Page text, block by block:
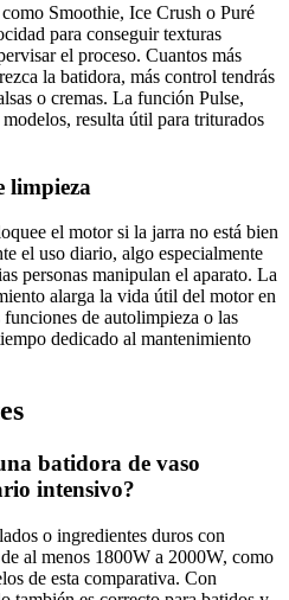
Smoothie, Ice Crush o Puré
para conseguir texturas
el proceso. Cuantos más
la batidora, más control tendrás
o cremas. La función Pulse,
resulta útil para triturados
limpieza
el motor si la jarra no está bien
el uso diario, algo especialmente
personas manipulan el aparato. La
alarga la vida útil del motor en
de autolimpieza o las
dedicado al mantenimiento
batidora de vaso
intensivo?
o ingredientes duros con
al menos 1800W a 2000W, como
de esta comparativa. Con